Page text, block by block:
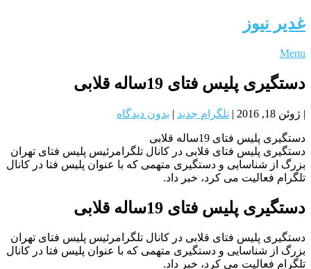
غدیر نیوز
Menu
دستگیری پلیس فتای 19ساله قلابی
| ژوئن 18, 2016 | تلگرام جدید | بدون دیدگاه
دستگیری پلیس فتای 19ساله قلابی
دستگیری پلیس فتای قلابی در کانال تلگرامرئیس پلیس فتای تهران
بزرگ از شناسایی و دستگیری متهمی که با عنوان پلیس فتا در کانال
تلگرام فعالیت می کرد، خبر داد.
دستگیری پلیس فتای 19ساله قلابی
دستگیری پلیس فتای قلابی در کانال تلگرامرئیس پلیس فتای تهران
بزرگ از شناسایی و دستگیری متهمی که با عنوان پلیس فتا در کانال
تلگرام فعالیت می کرد، خبر داد.